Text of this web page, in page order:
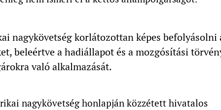
nagykövetség korlátozottan képes befolyásolni
beleértve a hadiállapot és a mozgósítási
való alkalmazását.
nagykövetség honlapján közzétett hivatalos